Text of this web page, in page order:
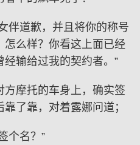
伴道歉，并且将你的称号
怎么样？你看这上面已经
输给过我的契约者。”
方摩托的车身上，确实签
了靠，对着露娜问道；
个名？”